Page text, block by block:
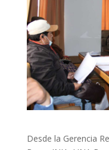
Desde la Gerencia